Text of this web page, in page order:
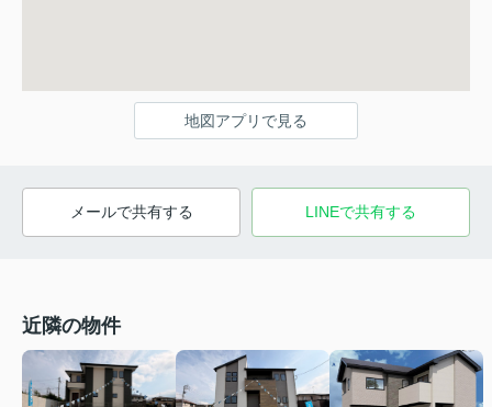
地図アプリで見る
メールで共有する LINEで共有する
近隣の物件